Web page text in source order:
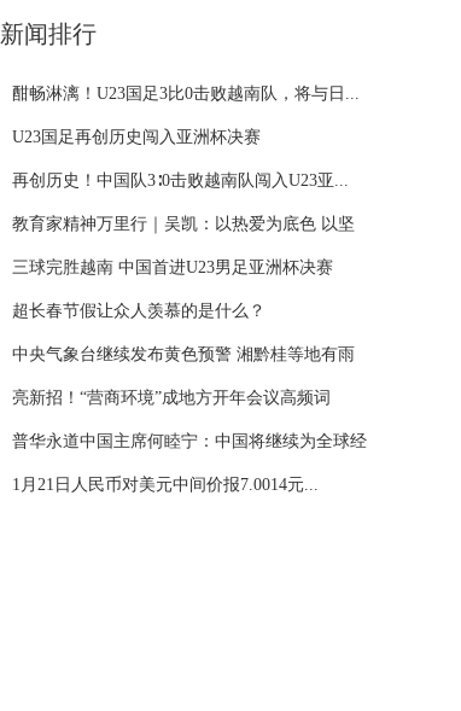
新闻排行
酣畅淋漓！U23国足3比0击败越南队，将与日...
U23国足再创历史闯入亚洲杯决赛
再创历史！中国队3∶0击败越南队闯入U23亚...
教育家精神万里行｜吴凯：以热爱为底色 以坚
守...
三球完胜越南 中国首进U23男足亚洲杯决赛
超长春节假让众人羡慕的是什么？
中央气象台继续发布黄色预警 湘黔桂等地有雨
雪...
亮新招！“营商环境”成地方开年会议高频词
普华永道中国主席何睦宁：中国将继续为全球经
济...
1月21日人民币对美元中间价报7.0014元...